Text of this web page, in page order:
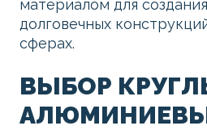
материалом для
долговечных
сферах.
ВЫБОР